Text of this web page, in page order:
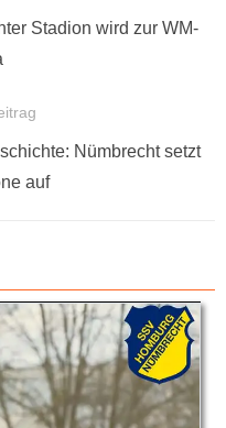
Stadion wird zur WM-
Nümbrecht setzt
auf